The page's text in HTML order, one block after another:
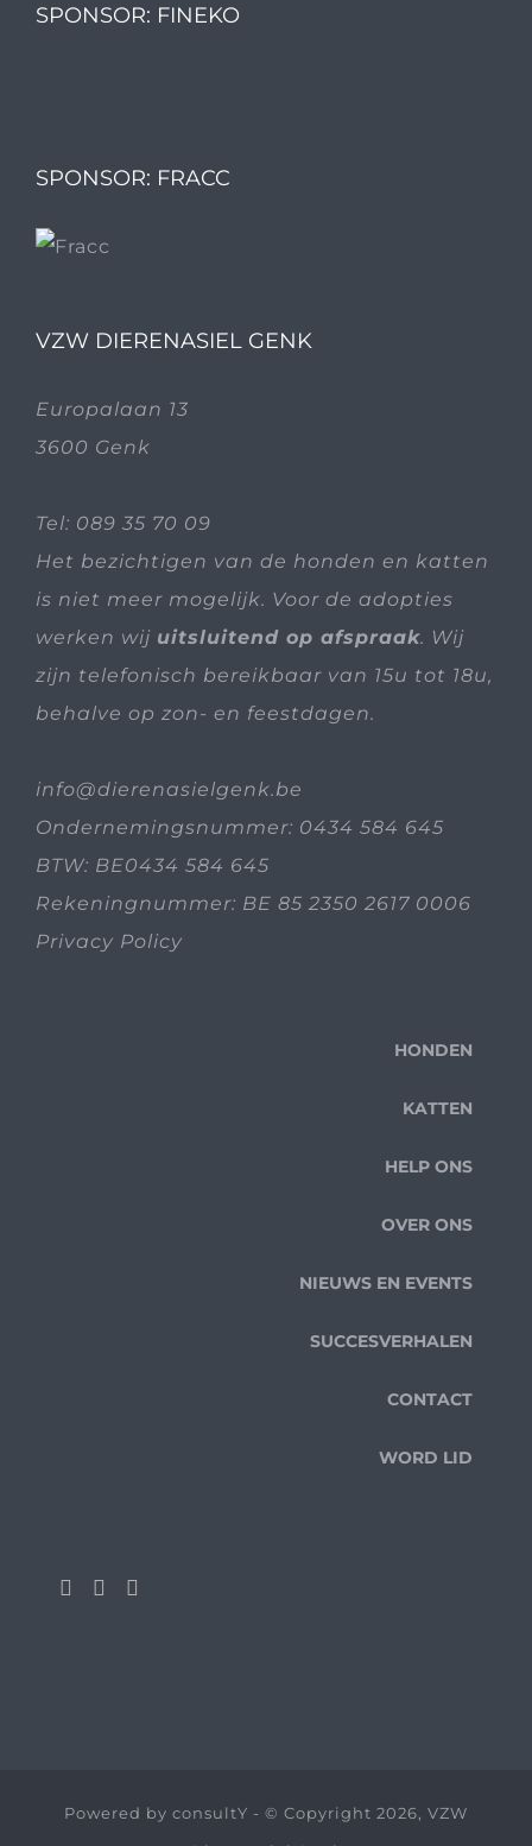
SPONSOR: FINEKO
SPONSOR: FRACC
VZW DIERENASIEL GENK
Europalaan 13
3600 Genk
Tel: 089 35 70 09
Het bezichtigen van de honden en katten
is niet meer mogelijk. Voor de adopties
werken wij uitsluitend op afspraak. Wij
zijn telefonisch bereikbaar van 15u tot 18u,
behalve op zon- en feestdagen.
info@dierenasielgenk.be
Ondernemingsnummer: 0434 584 645
BTW: BE0434 584 645
Rekeningnummer: BE 85 2350 2617 0006
Privacy Policy
HONDEN
KATTEN
HELP ONS
OVER ONS
NIEUWS EN EVENTS
SUCCESVERHALEN
CONTACT
WORD LID
Powered by consultY - © Copyright 2026, VZW